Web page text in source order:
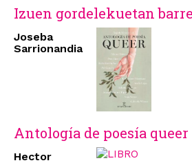
Izuen gordelekuetan
Joseba
Sarrionandia
Antología de poesía queer
Hector